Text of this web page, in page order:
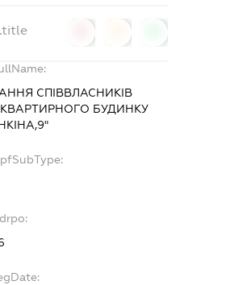
СПІВВЛАСНИКІВ
БУДИНКУ